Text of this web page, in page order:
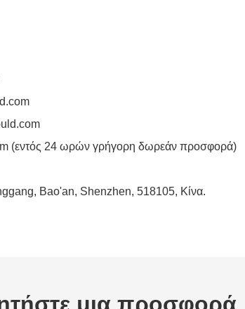
(εντός 24 ωρών γρήγορη δωρεάν προσφορά)
Bao'an, Shenzhen, 518105, Κίνα.
μια προσφορά